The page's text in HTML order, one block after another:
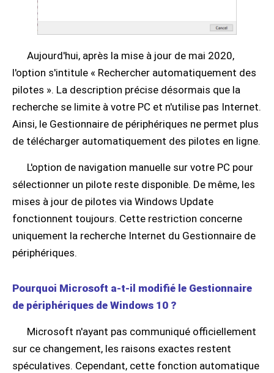
Aujourd'hui, après la mise à jour de mai 2020,
l'option s'intitule « Rechercher automatiquement des
pilotes ». La description précise désormais que la
recherche se limite à votre PC et n'utilise pas Internet.
Ainsi, le Gestionnaire de périphériques ne permet plus
de télécharger automatiquement des pilotes en ligne.
L'option de navigation manuelle sur votre PC pour
sélectionner un pilote reste disponible. De même, les
mises à jour de pilotes via Windows Update
fonctionnent toujours. Cette restriction concerne
uniquement la recherche Internet du Gestionnaire de
périphériques.
Pourquoi Microsoft a-t-il modifié le Gestionnaire
de périphériques de Windows 10 ?
Microsoft n'ayant pas communiqué officiellement
sur ce changement, les raisons exactes restent
spéculatives. Cependant, cette fonction automatique